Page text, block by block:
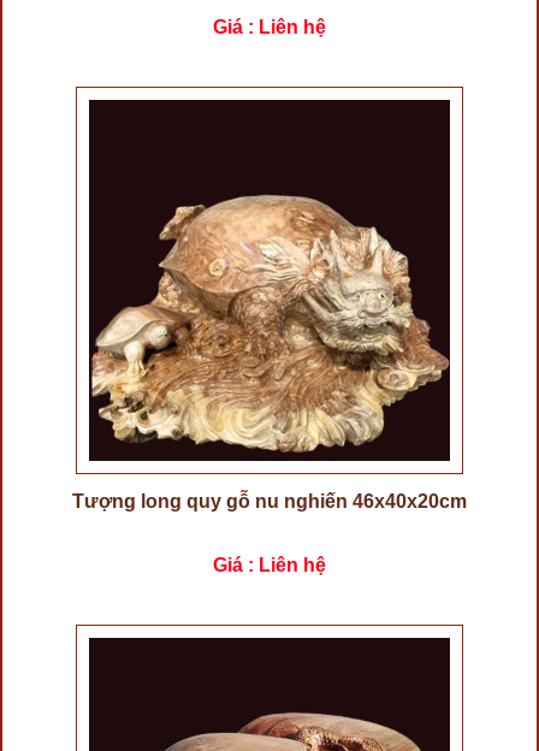
Giá : Liên hệ
Tượng long quy gỗ nu nghiến 46x40x20cm
Giá : Liên hệ